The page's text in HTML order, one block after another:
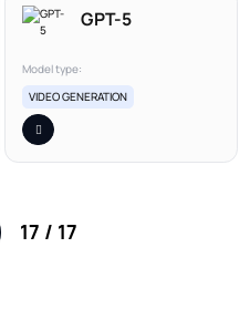
GPT-5
Model type:
VIDEO GENERATION
17 / 17